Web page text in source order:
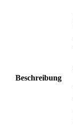
Beschreibung